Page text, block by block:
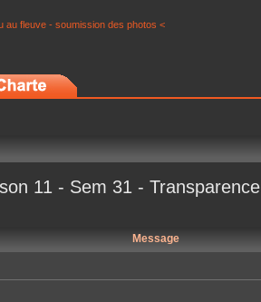
au fleuve - soumission des photos <
11 - Sem 31 - Transparence
Message